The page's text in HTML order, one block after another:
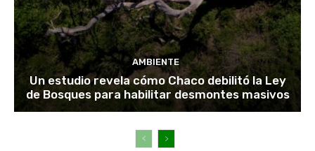
AMBIENTE
Un estudio revela cómo Chaco debilitó la Ley
de Bosques para habilitar desmontes masivos